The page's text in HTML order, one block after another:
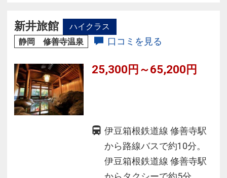
館
◆建築家村野藤吾氏が生前に書きあげた図面を
◆山海の滋味をいかした三養荘風の懐石料理
新井旅館
ハイクラス
静岡 修善寺温泉
口コミを見る
25,300円～65,200円
伊豆箱根鉄道線 修善寺駅
から路線バスで約10分。
伊豆箱根鉄道線 修善寺駅